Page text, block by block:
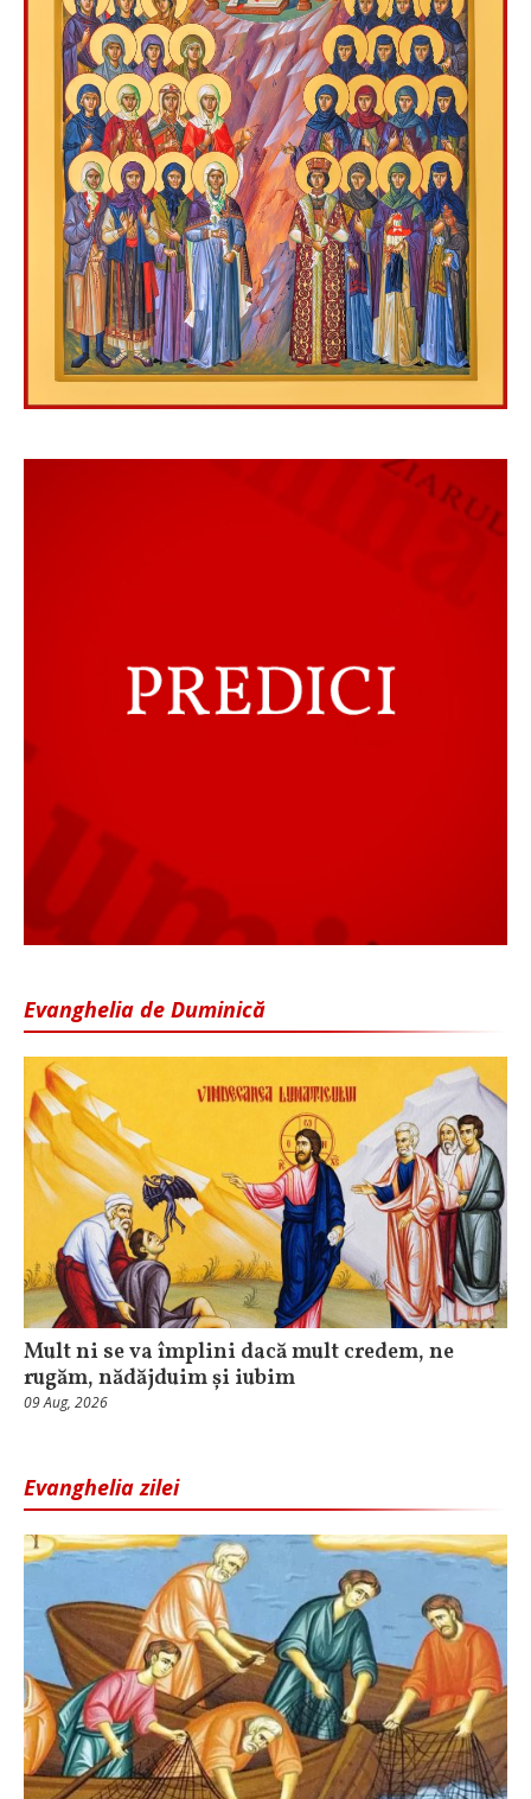
Evanghelia de Duminică
Mult ni se va împlini dacă mult credem, ne
rugăm, nădăjduim și iubim
09 Aug, 2026
Evanghelia zilei